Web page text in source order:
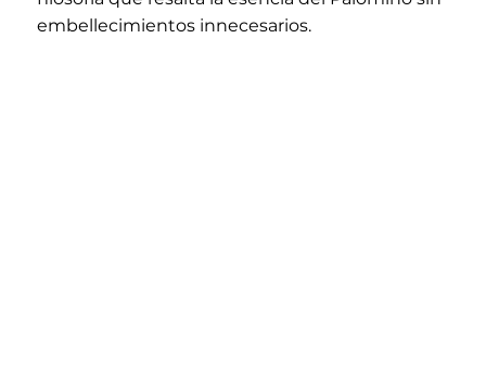
embellecimientos innecesarios.